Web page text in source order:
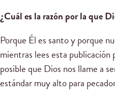
¿Cuál es la razón por la que
Porque Él es santo y porque
mientras lees esta publicación
posible que Dios nos llame a
estándar muy alto para